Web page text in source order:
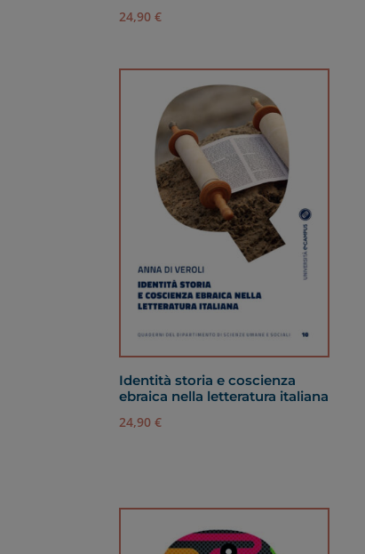
24,90€
Identità storia e coscienza
ebraica nella letteratura italiana
24,90€